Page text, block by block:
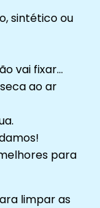
sintético ou
vai fixar…
ao ar
para
limpar as